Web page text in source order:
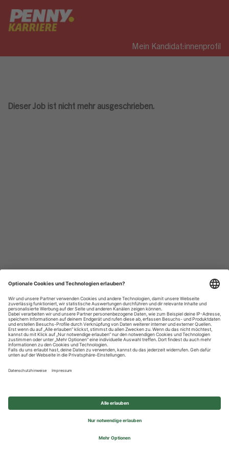
Mein Kandidat:innenprofil
Dieser Job ist nicht mehr ausgeschrieben.
Datenschutzhinweise
Impressum
Privatsphäre-Einstellungen
© 2026 REWE Group - All rights reserved